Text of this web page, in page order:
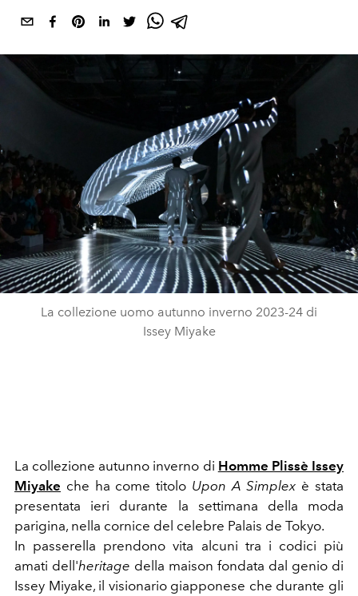
La collezione uomo autunno inverno 2023-24 di
Issey Miyake
La collezione autunno inverno di Homme Plissè Issey
Miyake che ha come titolo Upon A Simplex è stata
presentata ieri durante la settimana della moda
parigina, nella cornice del celebre Palais de Tokyo.
In passerella prendono vita alcuni tra i codici più
amati dell'heritage della maison fondata dal genio di
Issey Miyake, il visionario giapponese che durante gli